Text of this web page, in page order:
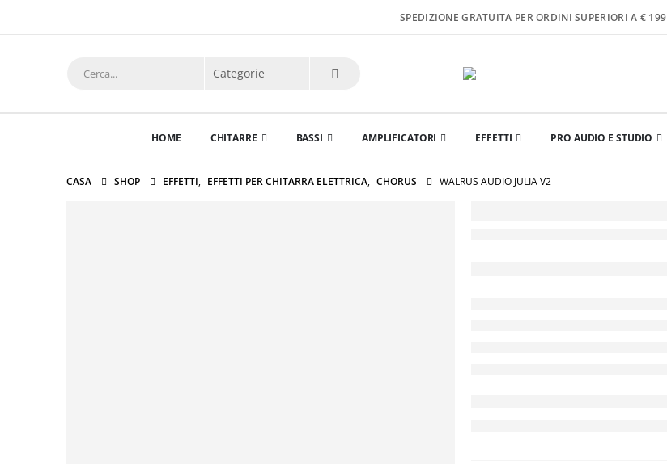
SPEDIZIONE GRATUITA PER ORDINI SUPERIORI A € 199
HOME CHITARRE BASSI AMPLIFICATORI EFFETTI PRO AUDIO E STUDIO
CASA SHOP EFFETTI, EFFETTI PER CHITARRA ELETTRICA, CHORUS WALRUS AUDIO JULIA V2